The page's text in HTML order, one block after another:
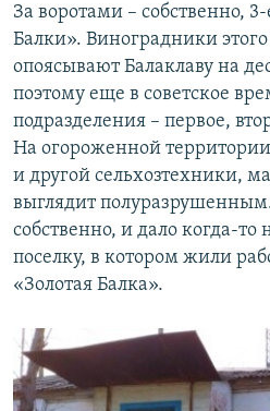
За воротами – собственно,
Балки». Виноградники
опоясывают Балаклаву на
поэтому еще в советское
подразделения – первое,
На огороженной территории
и другой сельхозтехники,
выглядит
собственно, и дало когда-
поселку, в котором жили
«Золотая Балка».